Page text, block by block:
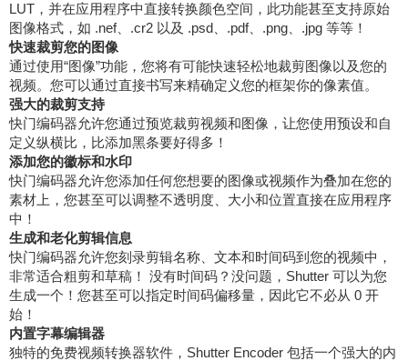
LUT，并在应用程序中直接转换颜色空间，此功能甚至支持原始
图像格式，如 .nef、.cr2 以及 .psd、.pdf、.png、.jpg 等等！
快速裁剪您的图像
通过使用“图像”功能，您将有可能快速轻松地裁剪图像以及您的
视频。您可以通过直接书写来精确定义您的框架你的像素值。
强大的裁剪支持
快门编码器允许您通过预览裁剪视频和图像，让您使用预设和自
定义纵横比，比添加黑条要好得多！
添加您的徽标和水印
快门编码器允许您添加任何您想要的图像或视频作为叠加在您的
素材上，您甚至可以调整不透明度、大小和位置直接在应用程序
中！
生成和老化剪辑信息
快门编码器允许您刻录剪辑名称、文本和时间码到您的视频中，
非常适合粗剪和草稿！ 没有时间码？没问题，Shutter 可以为您
生成一个！您甚至可以指定时间码偏移量，因此它不必从 0 开
始！
内置字幕编辑器
独特的免费视频转换器软件，Shutter Encoder 包括一个强大的内